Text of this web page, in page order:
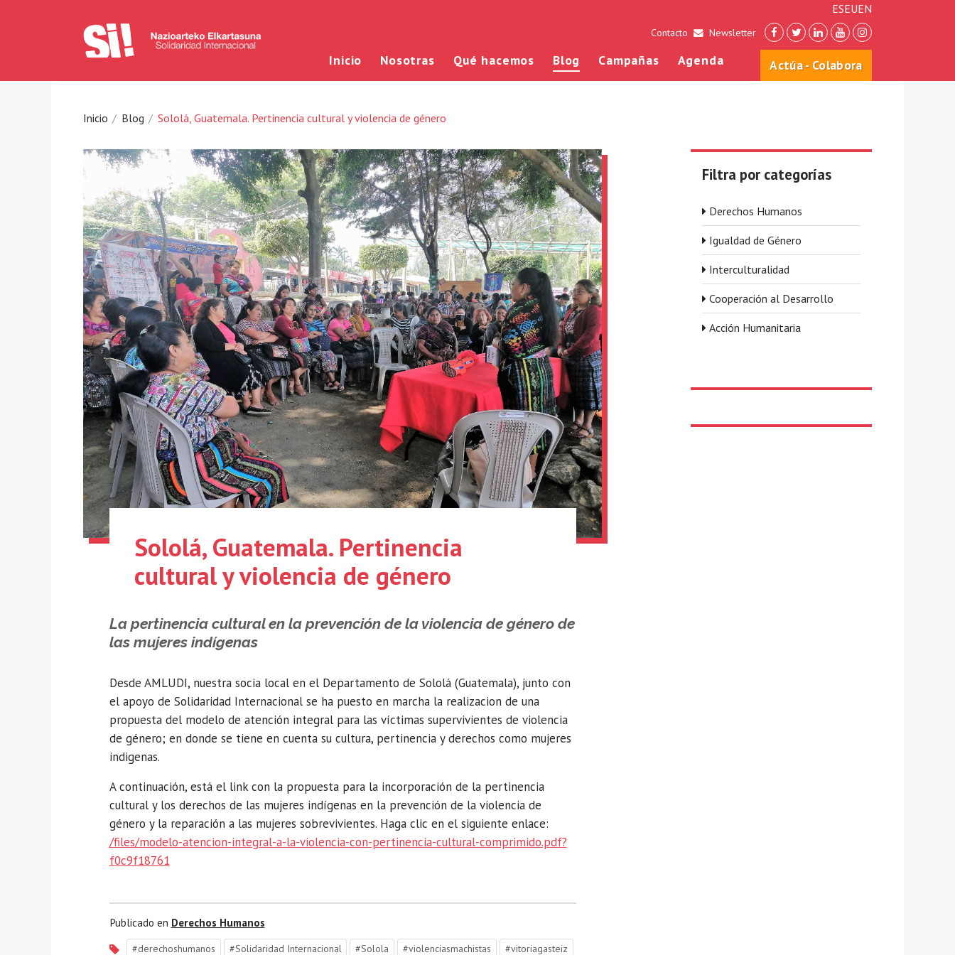
ESEUEN
Contacto Newsletter
Inicio Nosotras Qué hacemos Blog Campañas Agenda Actúa - Colabora
Inicio Blog Sololá, Guatemala. Pertinencia cultural y violencia de género
Sololá, Guatemala. Pertinencia
cultural y violencia de género
La pertinencia cultural en la prevención de la violencia de género de
las mujeres indígenas
Desde AMLUDI, nuestra socia local en el Departamento de Sololá (Guatemala), junto con
el apoyo de Solidaridad Internacional se ha puesto en marcha la realizacion de una
propuesta del modelo de atención integral para las víctimas supervivientes de violencia
de género; en donde se tiene en cuenta su cultura, pertinencia y derechos como mujeres
indigenas.
A continuación, está el link con la propuesta para la incorporación de la pertinencia
cultural y los derechos de las mujeres indígenas en la prevención de la violencia de
género y la reparación a las mujeres sobrevivientes. Haga clic en el siguiente enlace:
/files/modelo-atencion-integral-a-la-violencia-con-pertinencia-cultural-comprimido.pdf?
f0c9f18761
Publicado en Derechos Humanos
#derechoshumanos #Solidaridad Internacional #Solola #violenciasmachistas #vitoriagasteiz
Filtra por categorías
Derechos Humanos
Igualdad de Género
Interculturalidad
Cooperación al Desarrollo
Acción Humanitaria